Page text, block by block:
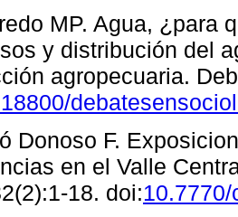
MP. Agua, ¿para
y distribución del
agropecuaria.
Donoso F.
en el Valle
18. doi: